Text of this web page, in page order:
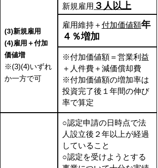
(3)新規雇用
(4)雇用＋付加
価値増
※(3)(4)いずれ
か一方で可
新規雇用 ３人以上
雇用維持＋付加価値額年
４％増加
※付加価値額＝営業利益
＋人件費＋減価償却費
※付加価値額の増加率は
投資完了後１年間の伸び
率で算定
○認定申請の日時点で法
人設立後２年以上が経過
していること
○認定を受けようとする